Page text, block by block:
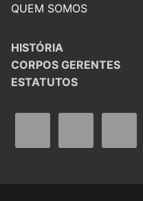
QUEM SOMOS
HISTÓRIA
CORPOS GERENTES
ESTATUTOS